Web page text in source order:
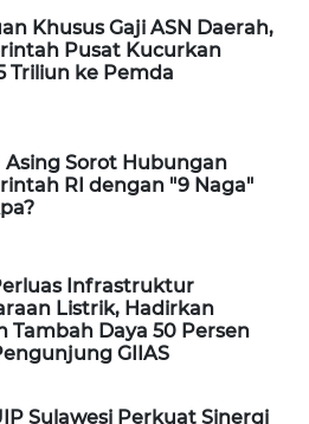
Khusus Gaji ASN Daerah,
Pusat Kucurkan
Triliun ke Pemda
Asing Sorot Hubungan
RI dengan "9 Naga"
Infrastruktur
Listrik, Hadirkan
Tambah Daya 50 Persen
GIIAS
Sulawesi Perkuat Sinergi